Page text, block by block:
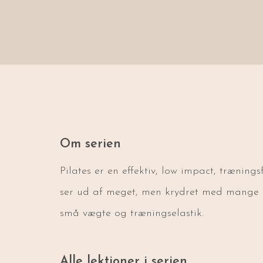
Om serien
Pilates er en effektiv, low impact,
ser ud af meget, men krydret med
små vægte og træningselastik.